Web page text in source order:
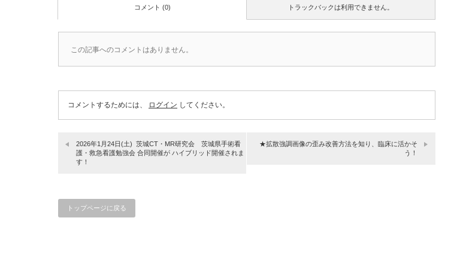
トラックバックは利用できません。
コメント (0)
この記事へのコメントはありません。
コメントするためには、 ログイン してください。
2026年1月24日(土) 茨城CT・MR研究会 茨城県手術看
護・救急看護勉強会 合同開催が ハイブリッド開催されま
す！
★拡散強調画像の歪み改善方法を知り、臨床に活かそ
う！
トップページに戻る